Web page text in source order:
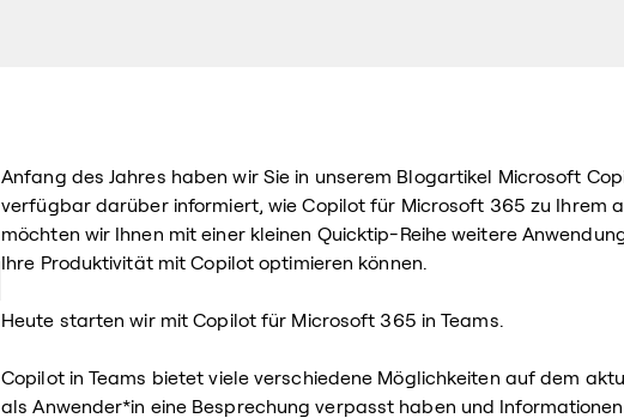
Anfang des Jahres haben wir Sie in unserem Blogartikel Microsoft
verfügbar darüber informiert, wie Copilot für Microsoft 365 zu Ihrem
möchten wir Ihnen mit einer kleinen Quicktip-Reihe weitere
Ihre Produktivität mit Copilot optimieren können.
Heute starten wir mit Copilot für Microsoft 365 in Teams.
Copilot in Teams bietet viele verschiedene Möglichkeiten auf dem
als Anwender*in eine Besprechung verpasst haben und